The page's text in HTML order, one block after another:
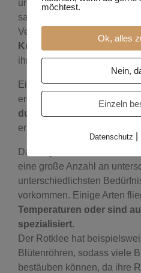
und Nektar. Die Arten, die
sammeln Pollen und Nektar
Versorgung ihrer Larven.
Kuckucksbienen-Larven
ihrer Wirtsbienen und
Eine Untersuchung einer
ergab, dass Honigbienen
durch wilder
ersetzen kann.
Das liegt zudem daran,
eine große Anzahl an
unterschiedlichsten
vorkommen. Einige Arten
Temperaturen oder sind
spezialisiert.
Der Rotklee hat
Blütenröhren, sodass viele
bestäuben können, da ihre
möchtest.
Ok, alles
Nein,
Einzeln
Datenschutz